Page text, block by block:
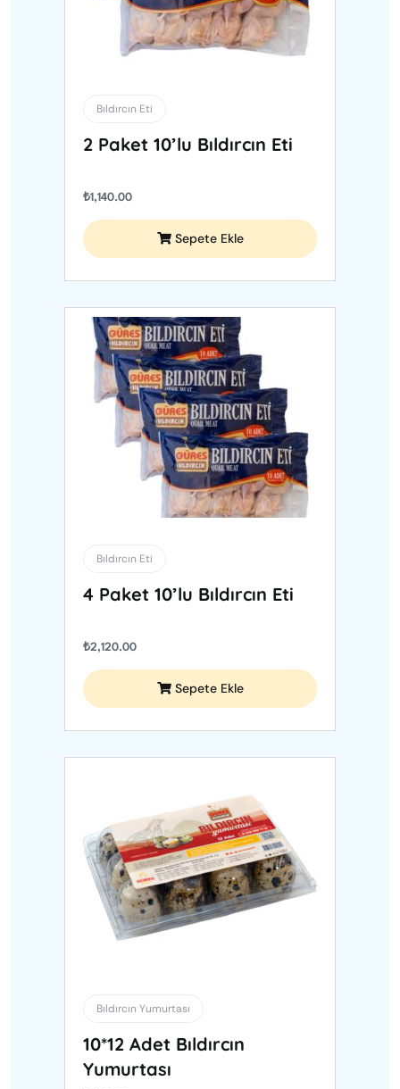
Bıldırcın Eti
2 Paket 10’lu Bıldırcın Eti
₺1,140.00
Sepete Ekle
Bıldırcın Eti
4 Paket 10’lu Bıldırcın Eti
₺2,120.00
Sepete Ekle
Bıldırcın Yumurtası
10*12 Adet Bıldırcın
Yumurtası